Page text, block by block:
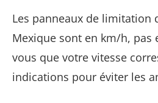
Les panneaux de limitation
Mexique sont en km/h, pas
vous que votre vitesse
indications pour éviter les